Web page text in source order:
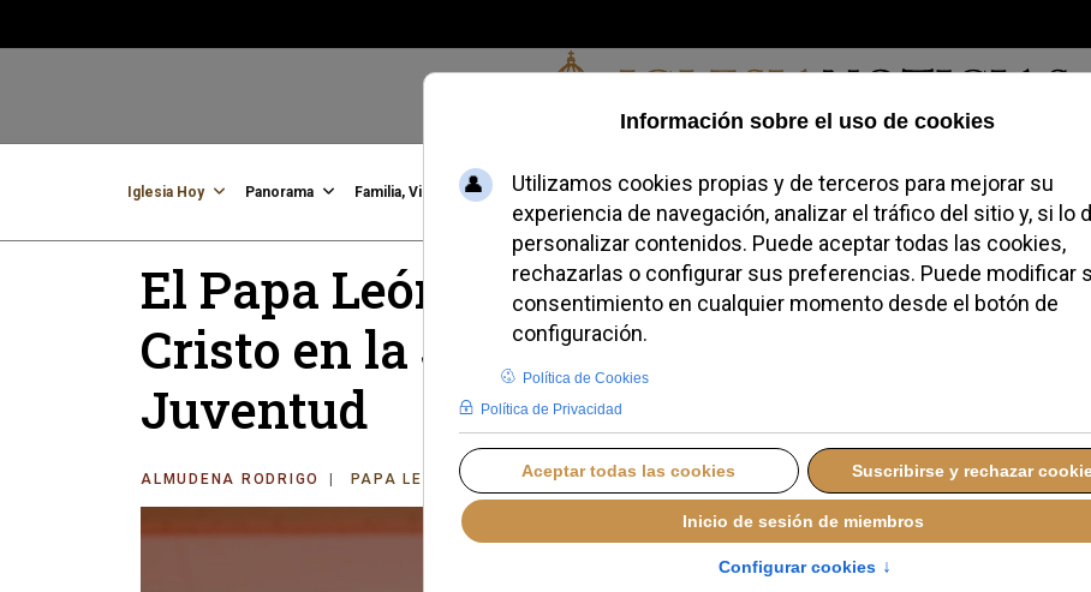
Viernes, 07 de agosto de 2026
Iglesia Hoy Panorama Familia, Vida, Identidad Credofobiómetro Blogs Temas Buscar #JovenesConFe Podcast
El Papa León XIV resalta la amistad con
Cristo en la Jornada Mundial de la
Juventud
ALMUDENA RODRIGO PAPA LEÓN XIV MIÉRCOLES, 08 OCTUBRE 2025 09:16